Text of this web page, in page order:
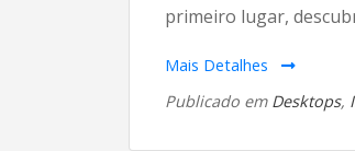
primeiro lugar,
Mais Detalhes
Publicado em Desktops,